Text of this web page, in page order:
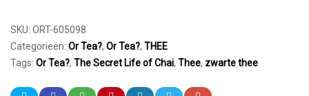
SKU: ORT-605098
Categorieën: Or Tea?, Or Tea?, THEE
Tags: Or Tea?, The Secret Life of Chai, Thee, zwarte thee